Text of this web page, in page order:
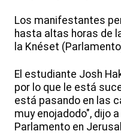
Los manifestantes
hasta altas horas de
la Knéset
El estudiante Josh
por lo que le está
está pasando en las
muy enojadodo", dijo
Parlamento en